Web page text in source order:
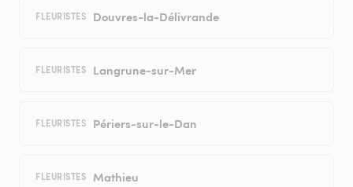
FLEURISTES Douvres-la-Délivrande
FLEURISTES Langrune-sur-Mer
FLEURISTES Périers-sur-le-Dan
FLEURISTES Mathieu